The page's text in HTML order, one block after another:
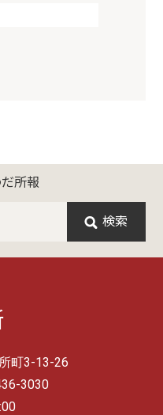
だ所報
検索
町3-13-26
3030